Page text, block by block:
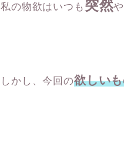
私の物欲はいつも 突然
しかし、今回の欲しい